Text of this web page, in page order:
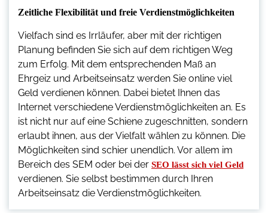
Zeitliche Flexibilität und freie Verdienstmöglichkeiten
Vielfach sind es Irrläufer, aber mit der richtigen
Planung befinden Sie sich auf dem richtigen Weg
zum Erfolg. Mit dem entsprechenden Maß an
Ehrgeiz und Arbeitseinsatz werden Sie online viel
Geld verdienen können. Dabei bietet Ihnen das
Internet verschiedene Verdienstmöglichkeiten an. Es
ist nicht nur auf eine Schiene zugeschnitten, sondern
erlaubt ihnen, aus der Vielfalt wählen zu können. Die
Möglichkeiten sind schier unendlich. Vor allem im
Bereich des SEM oder bei der SEO lässt sich viel Geld
verdienen. Sie selbst bestimmen durch Ihren
Arbeitseinsatz die Verdienstmöglichkeiten.